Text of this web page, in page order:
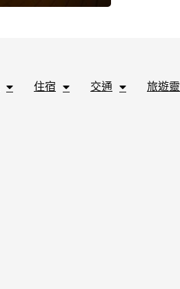
住宿 交通 旅遊